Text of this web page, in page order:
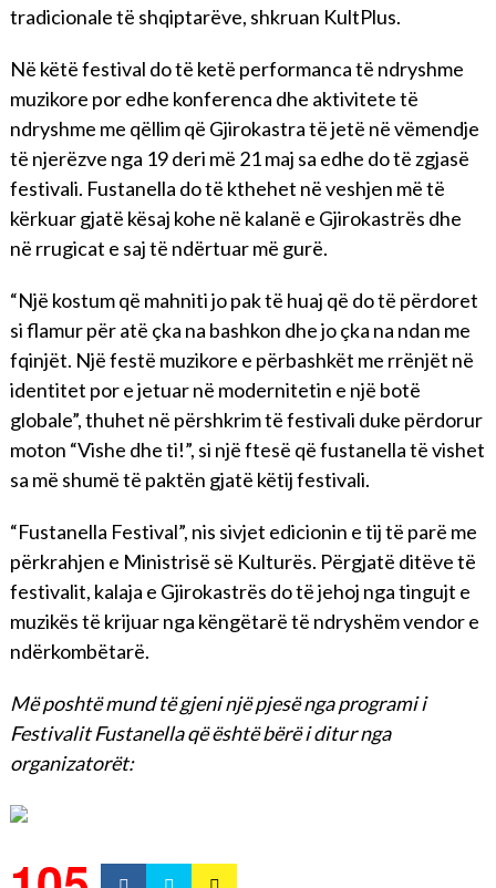
tradicionale të shqiptarëve, shkruan KultPlus.
Në këtë festival do të ketë performanca të ndryshme
muzikore por edhe konferenca dhe aktivitete të
ndryshme me qëllim që Gjirokastra të jetë në vëmendje
të njerëzve nga 19 deri më 21 maj sa edhe do të zgjasë
festivali. Fustanella do të kthehet në veshjen më të
kërkuar gjatë kësaj kohe në kalanë e Gjirokastrës dhe
në rrugicat e saj të ndërtuar më gurë.
“Një kostum që mahniti jo pak të huaj që do të përdoret
si flamur për atë çka na bashkon dhe jo çka na ndan me
fqinjët. Një festë muzikore e përbashkët me rrënjët në
identitet por e jetuar në modernitetin e një botë
globale”, thuhet në përshkrim të festivali duke përdorur
moton “Vishe dhe ti!”, si një ftesë që fustanella të vishet
sa më shumë të paktën gjatë këtij festivali.
“Fustanella Festival”, nis sivjet edicionin e tij të parë me
përkrahjen e Ministrisë së Kulturës. Përgjatë ditëve të
festivalit, kalaja e Gjirokastrës do të jehoj nga tingujt e
muzikës të krijuar nga këngëtarë të ndryshëm vendor e
ndërkombëtarë.
Më poshtë mund të gjeni një pjesë nga programi i
Festivalit Fustanella që është bërë i ditur nga
organizatorët: